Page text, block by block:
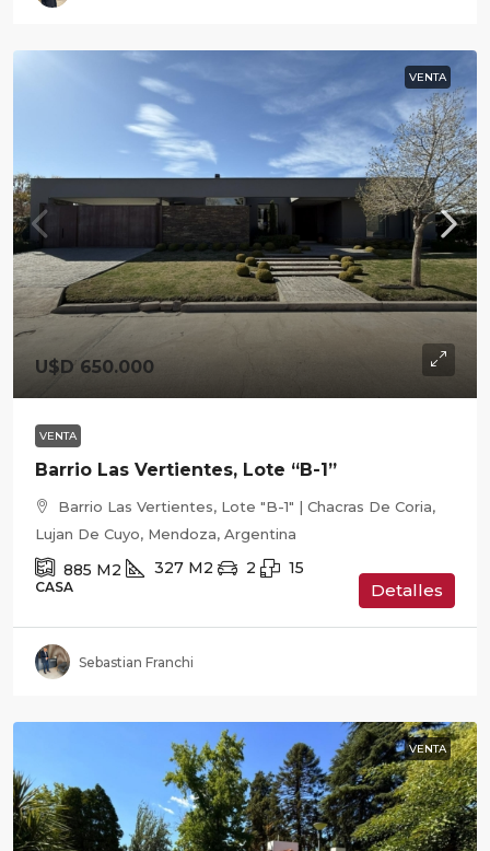
VENTA
U$D 650.000
VENTA
Barrio Las Vertientes, Lote “B-1”
Barrio Las Vertientes, Lote "B-1" | Chacras De Coria,
Lujan De Cuyo, Mendoza, Argentina
885 M2 327 M2 2 15
CASA Detalles
Sebastian Franchi
VENTA